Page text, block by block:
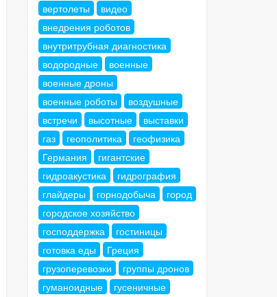
вертолеты
видео
внедрения роботов
внутритрубная диагностика
водородные
военные
военные дроны
военные роботы
воздушные
встречи
высотные
выставки
газ
геополитика
геофизика
Германия
гигантские
гидроакустика
гидрография
глайдеры
горнодобыча
город
городское хозяйство
господдержка
гостиницы
готовка еды
Греция
грузоперевозки
группы дронов
гуманоидные
гусеничные